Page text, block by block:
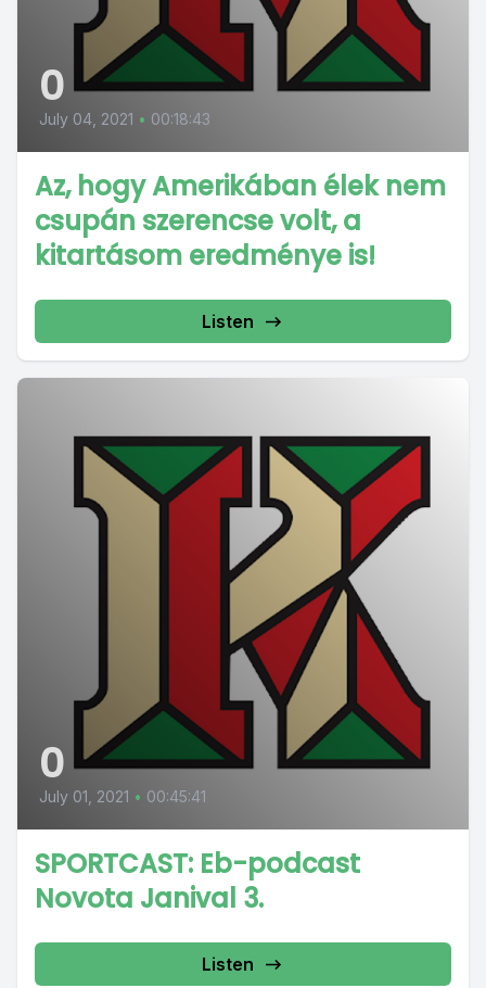
0
July 04, 2021 • 00:18:43
Az, hogy Amerikában élek nem
csupán szerencse volt, a
kitartásom eredménye is!
Listen
0
July 01, 2021 • 00:45:41
SPORTCAST: Eb-podcast
Novota Janival 3.
Listen